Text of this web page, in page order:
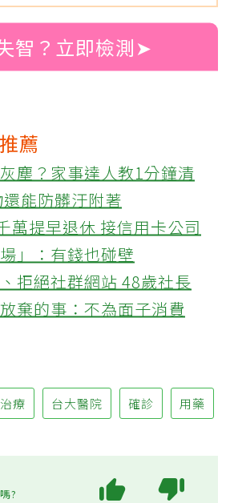
智？立即檢測➤
薦
塵？家事達人教1分鐘清
能防髒汙附著
萬提早退休 接信用卡公司
」：有錢也碰壁
拒絕社群網站 48歲社長
棄的事：不為面子消費
治療 台大醫院 確診 用藥
?